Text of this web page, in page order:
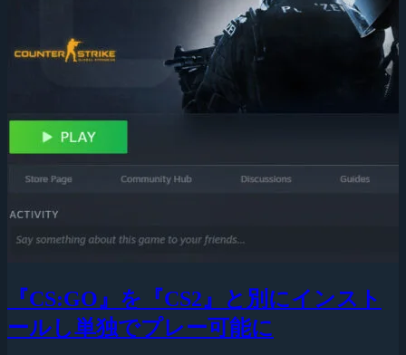
『CS:GO』を『CS2』と別にインスト
ールし単独でプレー可能に